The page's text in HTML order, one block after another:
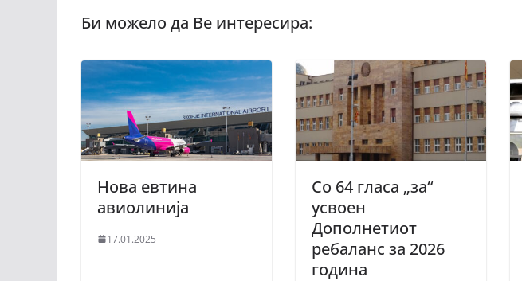
Нова евтина
авиолинија
17.01.2025
Со 64 гласа „за“
усвоен
Дополнетиот
ребаланс за 2026
година